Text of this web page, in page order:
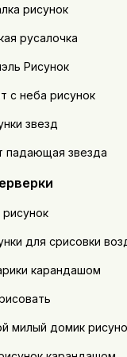
рисунок
русалочка
Рисунок
с неба рисунок
звезд
падающая звезда
для срисовки
карандашом
милый домик